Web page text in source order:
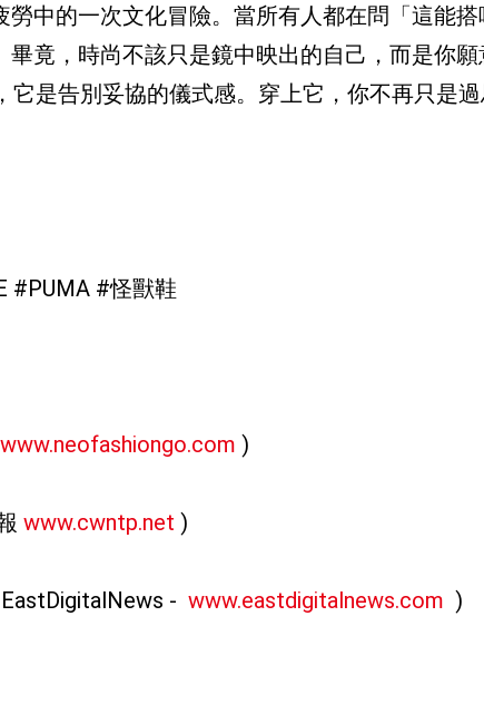
勞中的一次文化冒險。當所有人都在問「這能
畢竟，時尚不該只是鏡中映出的自己，而是你
它是告別妥協的儀式感。穿上它，你不再只是
#PUMA #怪獸鞋
www.neofashiongo.com )
www.cwntp.net )
- www.eastdigitalnews.com )